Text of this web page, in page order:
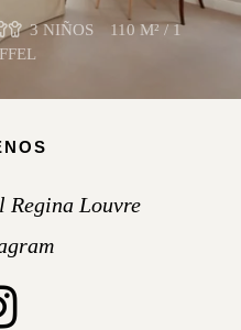
3 NIÑOS
110 M² / 1
Regina Louvre